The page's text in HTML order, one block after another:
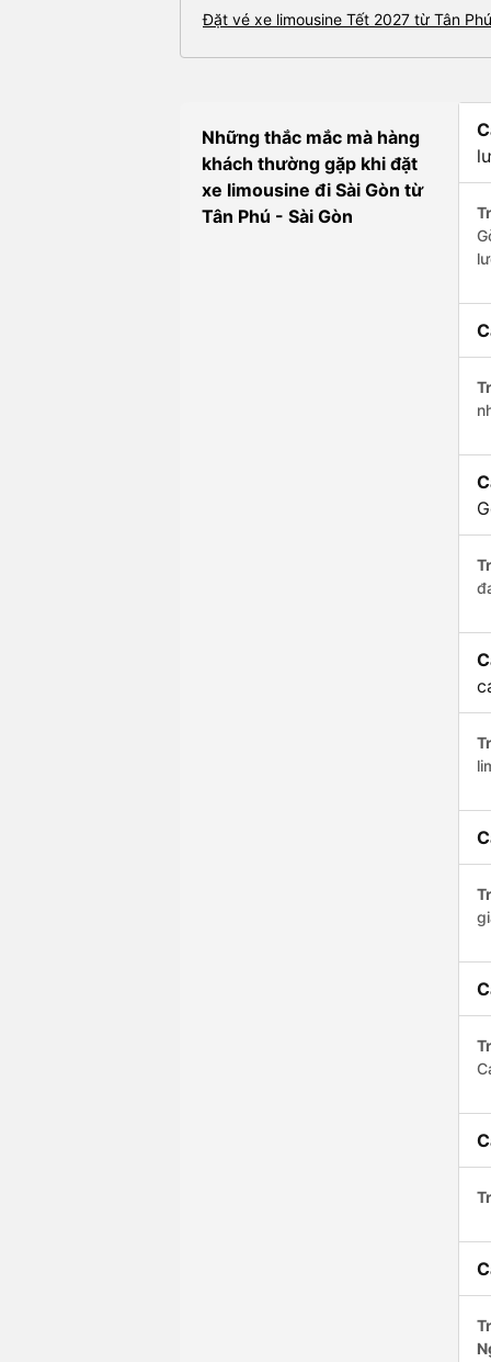
Đặt vé xe limousine Tết 2027 từ Tân
Những thắc mắc mà hàng
khách thường gặp khi đặt
xe limousine đi Sài Gòn từ
Tân Phú - Sài Gòn